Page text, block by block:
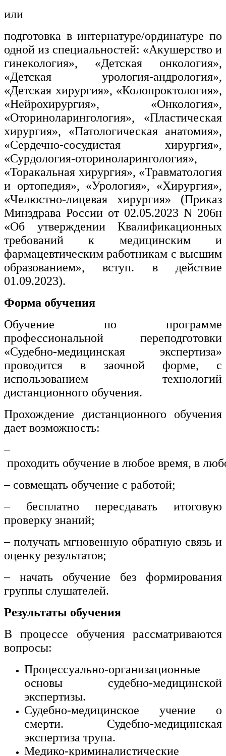
или
подготовка в интернатуре/ординатуре по
одной из специальностей: «Акушерство и
гинекология», «Детская онкология»,
«Детская урология-андрология»,
«Детская хирургия», «Колопроктология»,
«Нейрохирургия», «Онкология»,
«Оториноларингология», «Пластическая
хирургия», «Патологическая анатомия»,
«Сердечно-сосудистая хирургия»,
«Сурдология-оториноларингология»,
«Торакальная хирургия», «Травматология
и ортопедия», «Урология», «Хирургия»,
«Челюстно-лицевая хирургия» (Приказ
Минздрава России от 02.05.2023 N 206н
«Об утверждении Квалификационных
требований к медицинским и
фармацевтическим работникам с высшим
образованием», вступ. в действие
01.09.2023).
Форма обучения
Обучение по программе
профессиональной переподготовки
«Судебно-медицинская экспертиза»
проводится в заочной форме, с
использованием технологий
дистанционного обучения.
Прохождение дистанционного обучения
дает возможность:
–
проходить обучение в любое время, в
– совмещать обучение с работой;
– бесплатно пересдавать итоговую
проверку знаний;
– получать мгновенную обратную связь и
оценку результатов;
– начать обучение без формирования
группы слушателей.
Результаты обучения
В процессе обучения рассматриваются
вопросы:
Процессуально-организационные
основы судебно-медицинской
экспертизы.
Судебно-медицинское учение о
смерти. Судебно-медицинская
экспертиза трупа.
Медико-криминалистические